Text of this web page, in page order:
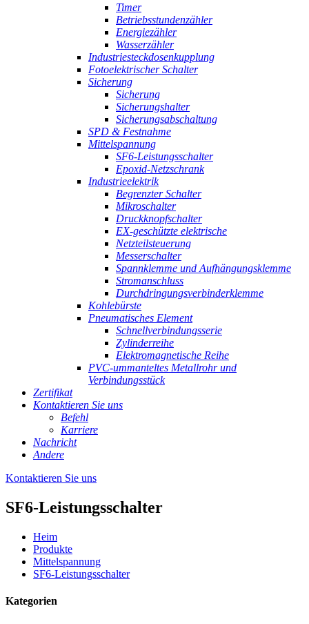
Timer
Betriebsstundenzähler
Energiezähler
Wasserzähler
Industriesteckdosenkupplung
Fotoelektrischer Schalter
Sicherung
Sicherung
Sicherungshalter
Sicherungsabschaltung
SPD & Festnahme
Mittelspannung
SF6-Leistungsschalter
Epoxid-Netzschrank
Industrieelektrik
Begrenzter Schalter
Mikroschalter
Druckknopfschalter
EX-geschützte elektrische
Netzteilsteuerung
Messerschalter
Spannklemme und Aufhängungsklemme
Stromanschluss
Durchdringungsverbinderklemme
Kohlebürste
Pneumatisches Element
Schnellverbindungsserie
Zylinderreihe
Elektromagnetische Reihe
PVC-ummanteltes Metallrohr und
Verbindungsstück
Zertifikat
Kontaktieren Sie uns
Befehl
Karriere
Nachricht
Andere
Kontaktieren Sie uns
SF6-Leistungsschalter
Heim
Produkte
Mittelspannung
SF6-Leistungsschalter
Kategorien